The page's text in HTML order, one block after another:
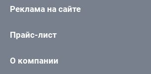
Реклама на сайте
Прайс-лист
О компании